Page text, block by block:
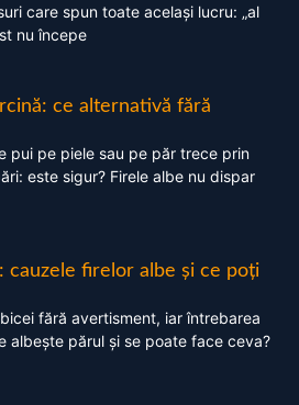
care spun toate același lucru: „al
nu începe
ce alternativă fără
pui pe piele sau pe păr trece prin
este sigur? Firele albe nu dispar
cauzele firelor albe și ce poți
fără avertisment, iar întrebarea
albește părul și se poate face ceva?